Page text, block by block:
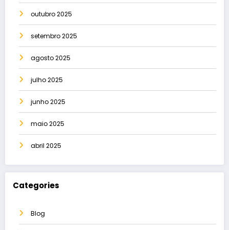
outubro 2025
setembro 2025
agosto 2025
julho 2025
junho 2025
maio 2025
abril 2025
Categories
Blog